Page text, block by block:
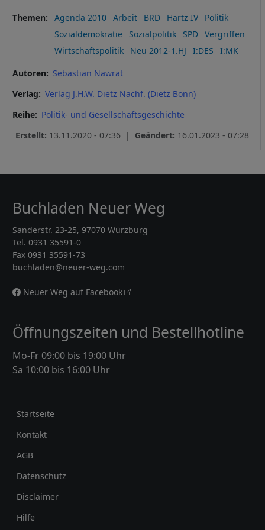
Themen Agenda 2010 Arbeit BRD Hartz IV
Politik
Sozialdemokratie
Sozialpolitik SPD
Vergriffen
Wirtschaftspolitik
Neu 2012-1.HJ I:DES I:MK
Autoren
Sebastian Nawrat
Verlag
Verlag J.H.W. Dietz Nachf. (Dietz Bonn)
Reihe
Politik- und Gesellschaftsgeschichte
Erstellt: 13.11.2020 - 07:36 | Geändert: 16.01.2023 - 07:28
Buchladen Neuer Weg
Sanderstr. 23-25, 97070 Würzburg
Tel. 0931 35591-0
Fax 0931 35591-73
buchladen@neuer-weg.com
Neuer Weg auf Facebook
Öffnungszeiten und Bestellhotline
Mo-Fr 09:00 bis 19:00 Uhr
Sa 10:00 bis 16:00 Uhr
Rechtliches
Startseite
Kontakt
AGB
Datenschutz
Disclaimer
Hilfe